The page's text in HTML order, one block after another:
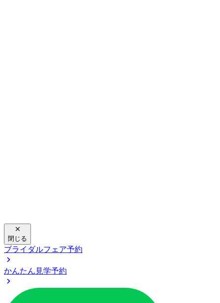
閉じる
ブライダルフェア予約
かんたん見学予約